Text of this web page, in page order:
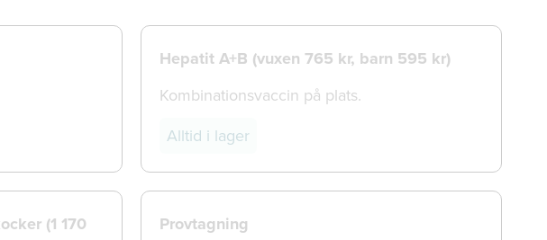
Hepatit A+B (vuxen 765 kr, barn 595 kr)
Kombinationsvaccin på plats.
Alltid i lager
(1 170
Provtagning